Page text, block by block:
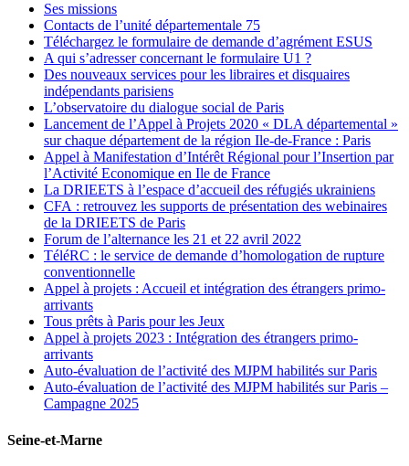
Ses missions
Contacts de l’unité départementale 75
Téléchargez le formulaire de demande d’agrément ESUS
A qui s’adresser concernant le formulaire U1 ?
Des nouveaux services pour les libraires et disquaires
indépendants parisiens
L’observatoire du dialogue social de Paris
Lancement de l’Appel à Projets 2020 « DLA départemental »
sur chaque département de la région Ile-de-France : Paris
Appel à Manifestation d’Intérêt Régional pour l’Insertion par
l’Activité Economique en Ile de France
La DRIEETS à l’espace d’accueil des réfugiés ukrainiens
CFA : retrouvez les supports de présentation des webinaires
de la DRIEETS de Paris
Forum de l’alternance les 21 et 22 avril 2022
TéléRC : le service de demande d’homologation de rupture
conventionnelle
Appel à projets : Accueil et intégration des étrangers primo-
arrivants
Tous prêts à Paris pour les Jeux
Appel à projets 2023 : Intégration des étrangers primo-
arrivants
Auto-évaluation de l’activité des MJPM habilités sur Paris
Auto-évaluation de l’activité des MJPM habilités sur Paris –
Campagne 2025
Seine-et-Marne